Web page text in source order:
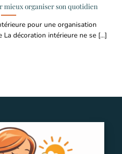
organiser son quotidien
pour une organisation
décoration intérieure ne se [...]